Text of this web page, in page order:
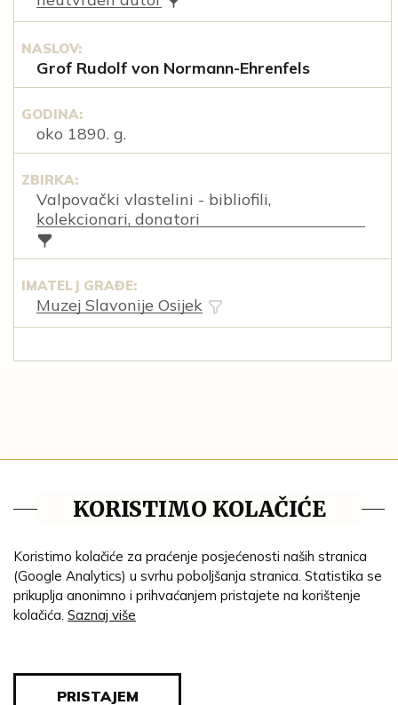
NASLOV:
Grof Rudolf von Normann-Ehrenfels
GODINA:
oko 1890. g.
ZBIRKA:
Valpovački vlastelini - bibliofili,
kolekcionari, donatori
IMATELJ GRAĐE:
Muzej Slavonije Osijek
Impresum
Ustanove
Lenta vremena
Genealogija
KORISTIMO KOLAČIĆE
Koristimo kolačiće za praćenje posjećenosti naših stranica
(Google Analytics) u svrhu poboljšanja stranica. Statistika se
prikuplja anonimno i prihvaćanjem pristajete na korištenje
kolačića. Saznaj više
PRISTAJEM